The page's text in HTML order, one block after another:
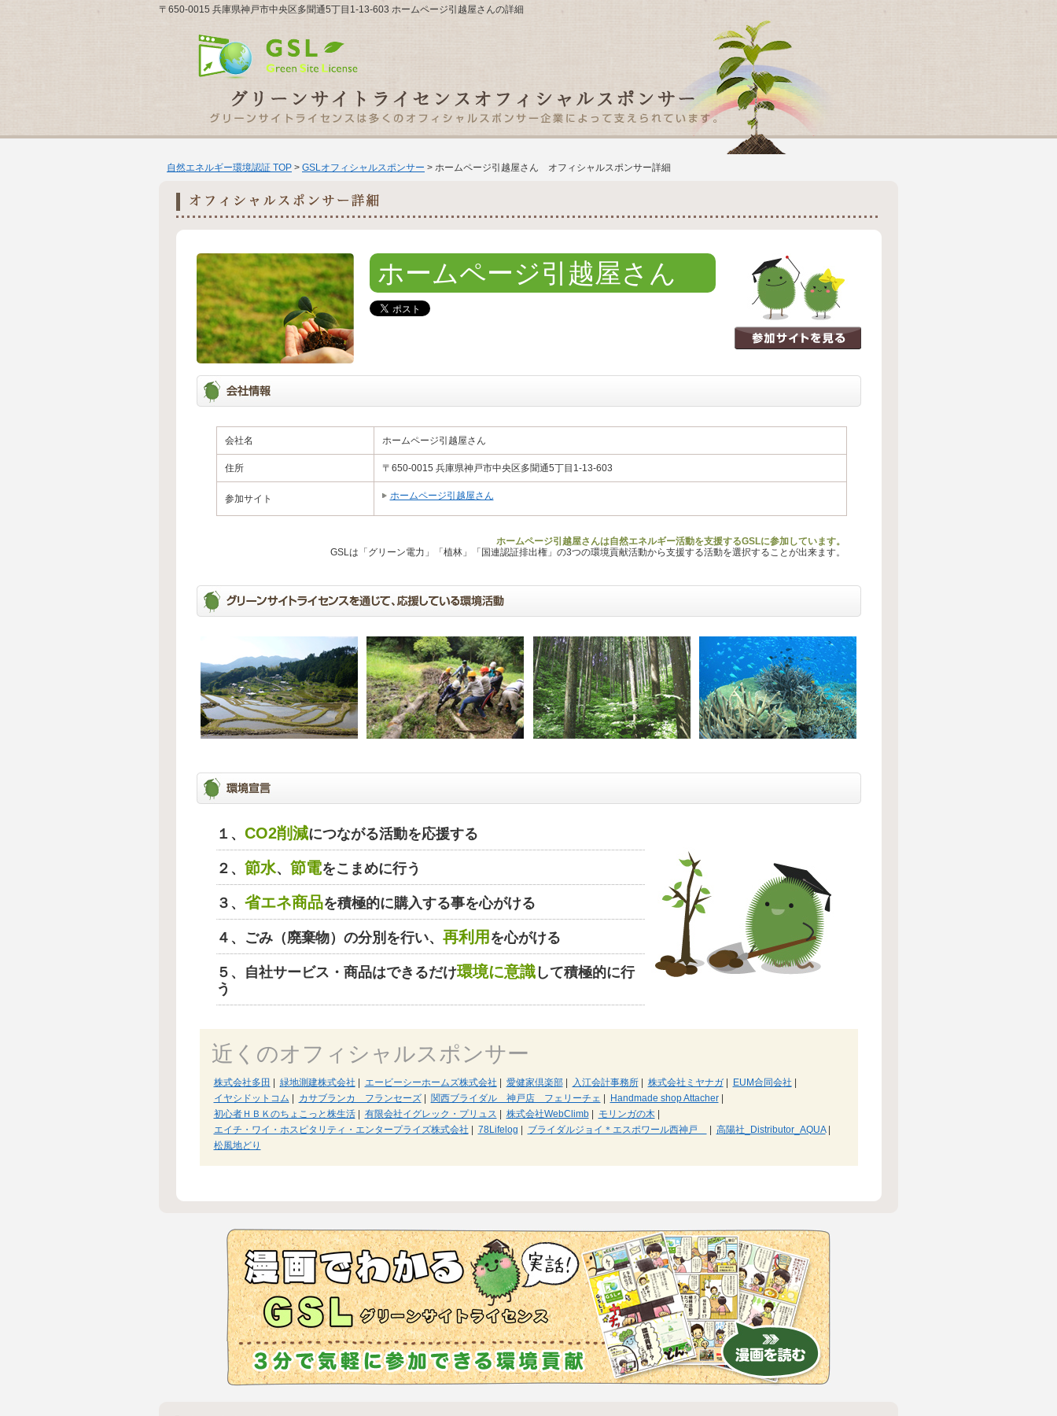
〒650-0015 兵庫県神戸市中央区多聞通5丁目1-13-603 ホームページ引越屋さんの詳細
自然エネルギー環境認証 TOP > GSLオフィシャルスポンサー > ホームページ引越屋さん オフィシャルスポンサー詳細
ホームページ引越屋さん
会社名 ホームページ引越屋さん
住所 〒650-0015 兵庫県神戸市中央区多聞通5丁目1-13-603
参加サイト ホームページ引越屋さん
ホームページ引越屋さんは自然エネルギー活動を支援するGSLに参加しています。
GSLは「グリーン電力」「植林」「国連認証排出権」の3つの環境貢献活動から支援する活動を選択することが出来ます。
１、 CO2削減につながる活動を応援する
２、 節水、 節電をこまめに行う
３、 省エネ商品を積極的に購入する事を心がける
４、ごみ（廃棄物）の分別を行い、 再利用 を心がける
５、自社サービス・商品はできるだけ環境に意識して積極的に行
う
近くのオフィシャルスポンサー
株式会社多田 緑地測建株式会社 エービーシーホームズ株式会社 愛健家倶楽部| 入江会計事務所| 株式会社ミヤナガ| EUM合同会社
イヤシドットコム
カサブランカ フランセーズ| 関西ブライダル 神戸店 フェリーチェ Handmade shop Attacher|
初心者ＨＢＫのちょこっと株生活| 有限会社イグレック・プリュス 株式会社WebClimb| モリンガの木|
エイチ・ワイ・ホスピタリティ・エンタープライズ株式会社
78Lifelog ブライダルジョイ＊エスポワール西神戸 高陽社_Distributor_AQUA|
松風地どり